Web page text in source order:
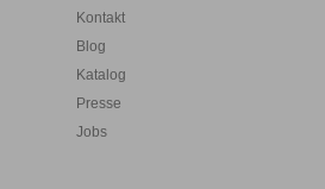
Kontakt
Blog
Katalog
Presse
Jobs